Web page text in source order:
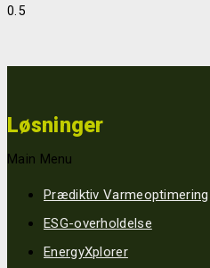
Løsninger
Main Menu
Prædiktiv Varmeoptimering
ESG-overholdelse
EnergyXplorer